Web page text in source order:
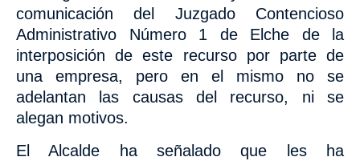
comunicación del Juzgado Contencioso
Administrativo Número 1 de Elche de la
interposición de este recurso por parte de
una empresa, pero en el mismo no se
adelantan las causas del recurso,
ni se
alegan motivos.
El Alcalde ha señalado que les ha